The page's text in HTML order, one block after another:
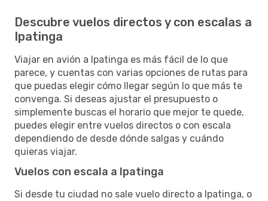
Descubre vuelos directos y con escalas a
Ipatinga
Viajar en avión a Ipatinga es más fácil de lo que
parece, y cuentas con varias opciones de rutas para
que puedas elegir cómo llegar según lo que más te
convenga. Si deseas ajustar el presupuesto o
simplemente buscas el horario que mejor te quede,
puedes elegir entre vuelos directos o con escala
dependiendo de desde dónde salgas y cuándo
quieras viajar.
Vuelos con escala a Ipatinga
Si desde tu ciudad no sale vuelo directo a Ipatinga, o